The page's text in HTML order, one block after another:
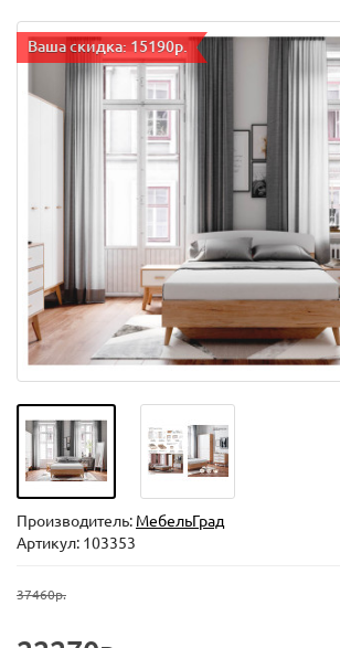
Ваша скидка: 15190р.
Производитель: МебельГрад
Артикул: 103353
37460р.